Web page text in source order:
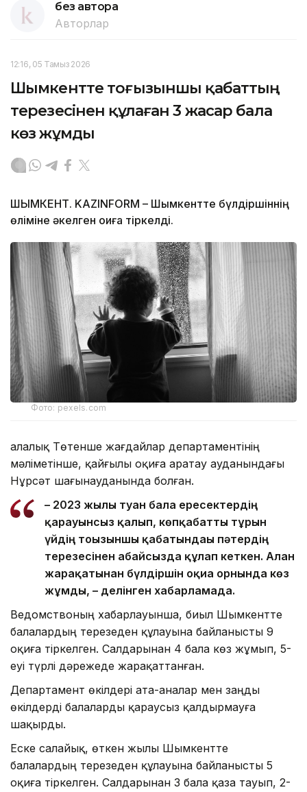
без автора
Авторлар
12:16, 05 Тамыз 2026
Шымкентте тоғызыншы қабаттың
терезесінен құлаған 3 жасар бала
көз жұмды
ШЫМКЕНТ. KAZINFORM – Шымкентте бүлдіршіннің
өліміне әкелген оқиға тіркелді.
Фото: pexels.com
Қалалық Төтенше жағдайлар департаментінің
мәліметінше, қайғылы оқиға Қаратау ауданындағы
Нұрсәт шағынауданында болған.
– 2023 жылы туған бала ересектердің
қарауынсыз қалып, көпқабатты тұрғын
үйдің тоғызыншы қабатындағы пәтердің
терезесінен абайсызда құлап кеткен. Алған
жарақатынан бүлдіршін оқиға орнында көз
жұмды, – делінген хабарламада.
Ведомствоның хабарлауынша, биыл Шымкентте
балалардың терезеден құлауына байланысты 9
оқиға тіркелген. Салдарынан 4 бала көз жұмып, 5-
еуі түрлі дәрежеде жарақаттанған.
Департамент өкілдері ата-аналар мен заңды
өкілдерді балаларды қараусыз қалдырмауға
шақырды.
Еске салайық, өткен жылы Шымкентте
балалардың терезеден құлауына байланысты 5
оқиға тіркелген. Салдарынан 3 бала қаза тауып, 2-